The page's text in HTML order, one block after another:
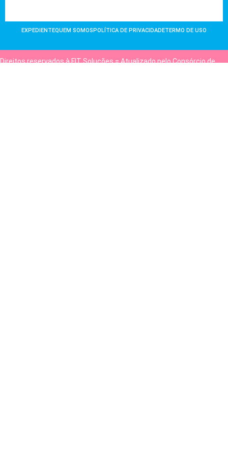
EXPEDIENTEQUEM SOMOS POLÍTICA DE PRIVACIDADETERMO DE USO
Direitos reservados à FIT Soluções = Atualizado pelo Consórcio de